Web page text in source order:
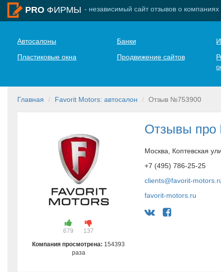
PRO ФИРМЫ - независимый сайт отзывов о компаниях
Автосалоны Банки
Пластиковые окна
Продвижение сайтов
Главная Favorit Motors: автосалон Отзыв №753900
679
137
Компания просмотрена: 154393
раза
Отзывы про
Москва, Коптевская
+7 (495) 786-25-25
clients@favorit-
favorit-motors.ru